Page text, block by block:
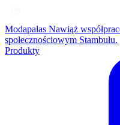
Modapalas Nawiąż
społecznościowym Stambułu.
Produkty